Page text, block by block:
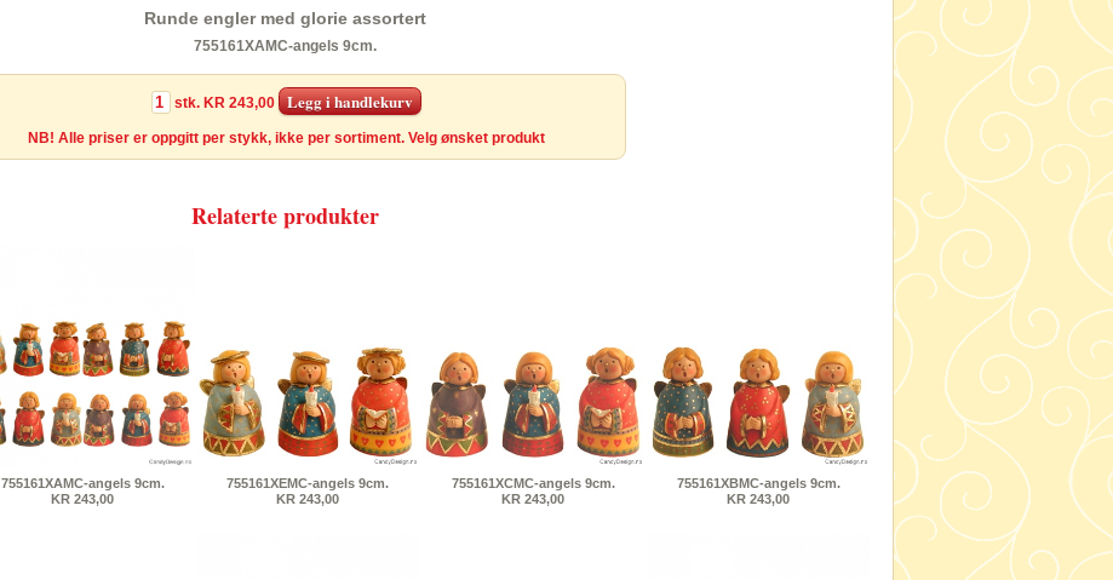
Runde engler med glorie assortert
755161XAMC-angels 9cm.
stk. KR 243,00
NB! Alle priser er oppgitt per stykk, ikke per sortiment. Velg ønsket produkt
Relaterte produkter
755161XAMC-angels 9cm.
KR 243,00
755161XEMC-angels 9cm.
KR 243,00
755161XCMC-angels 9cm.
KR 243,00
755161XBMC-angels 9cm.
KR 243,00